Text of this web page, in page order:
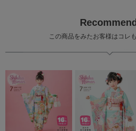
Recommend
この商品をみたお客様はコレ